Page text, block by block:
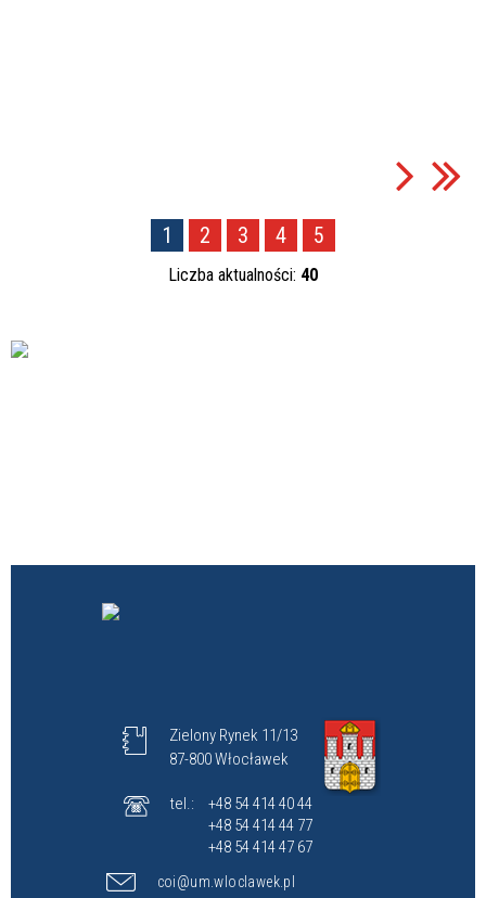
1 2 3 4 5
Liczba aktualności: 40
Zielony Rynek 11/13
87-800 Włocławek
tel.:
+48 54 414 40 44
+48 54 414 44 77
+48 54 414 47 67
coi@um.wloclawek.pl